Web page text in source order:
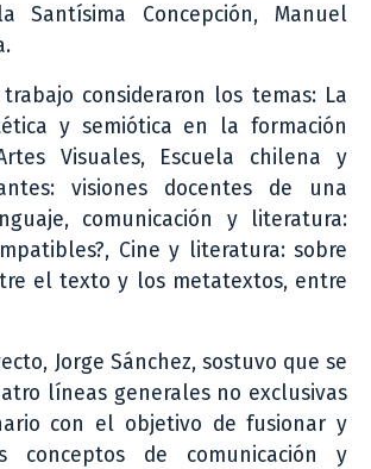
Santísima Concepción, Manuel
trabajo consideraron los temas: La
y semiótica en la formación
Visuales, Escuela chilena y
visiones docentes de una
comunicación y literatura:
Cine y literatura: sobre
el texto y los metatextos, entre
Jorge Sánchez, sostuvo que se
líneas generales no exclusivas
con el objetivo de fusionar y
conceptos de comunicación y